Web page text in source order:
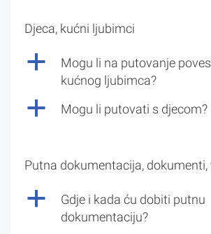
Djeca, kućni ljubimci
a
Mogu li na putovanje
kućnog ljubimca?
a Mogu li putovati s djecom?
Putna dokumentacija, dokumenti,
a
Gdje i kada ću dobiti putnu
dokumentaciju?